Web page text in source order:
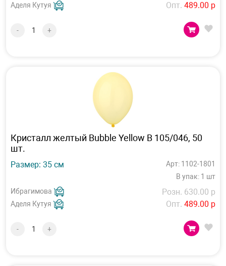
Аделя Кутуя
Опт. 489.00 р
- +
Кристалл желтый Bubble Yellow B 105/046, 50
шт.
Размер: 35 см
Арт: 1102-1801
В упак: 1 шт
Ибрагимова
Аделя Кутуя
Розн. 630.00 р
Опт. 489.00 р
- +